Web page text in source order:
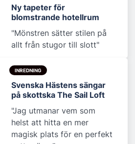
Ny tapeter för
blomstrande hotellrum
"Mönstren sätter stilen på
allt från stugor till slott"
INREDNING
Svenska Hästens sängar
på skottska The Sail Loft
"Jag utmanar vem som
helst att hitta en mer
magisk plats för en perfekt